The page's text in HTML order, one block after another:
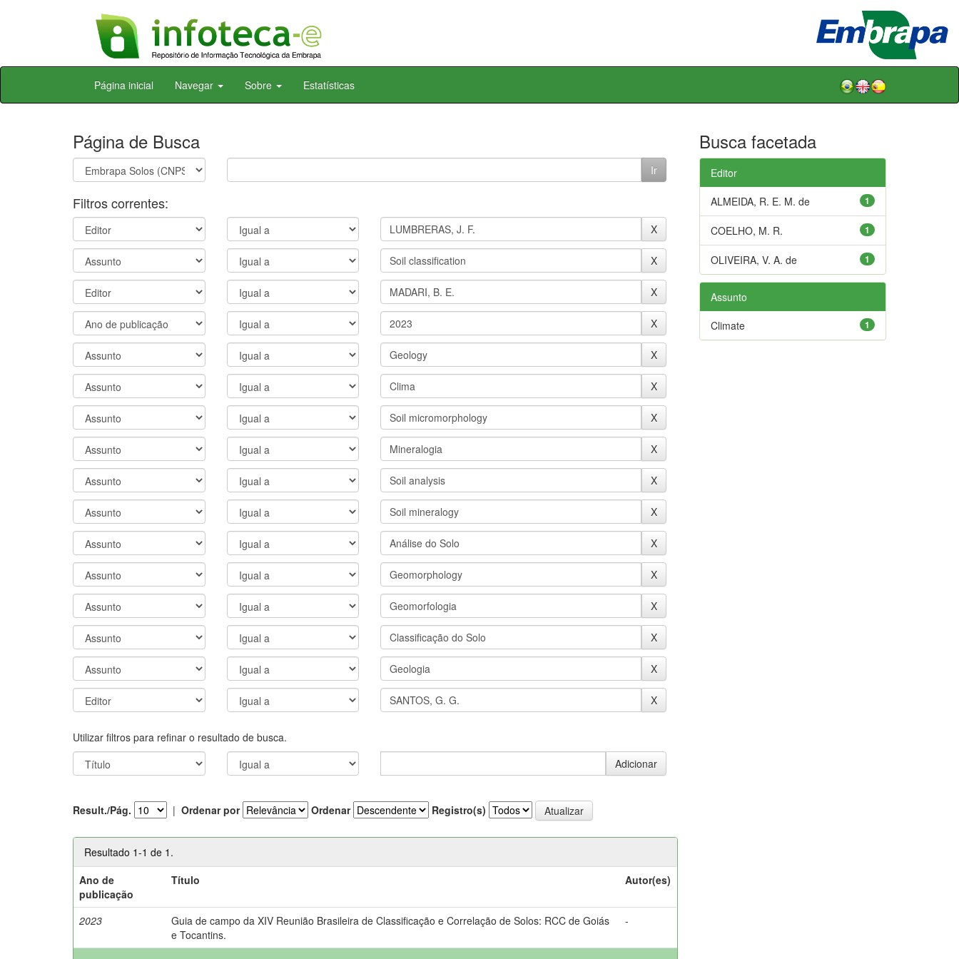
Skip
Página inicial Navegar Sobre Estatísticas
Página de Busca
Filtros correntes:
Utilizar filtros para refinar o resultado de busca.
Result./Pág. | Ordenar por Ordenar Registro(s)
Resultado 1-1 de 1.
Ano de
publicação
Título Autor(es)
2023
Guia de campo da XIV Reunião Brasileira de Classificação e Correlação de Solos: RCC de Goiás
e Tocantins.
-
Busca facetada
Editor
1
ALMEIDA, R. E. M. de
1
COELHO, M. R.
1
OLIVEIRA, V. A. de
Assunto
1
Climate